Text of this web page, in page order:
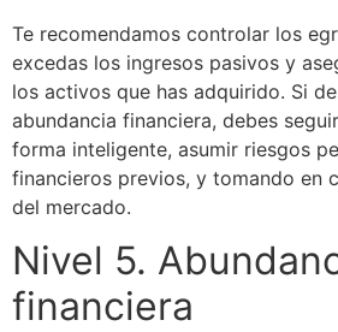
Te recomendamos controlar los
excedas los ingresos pasivos y
los activos que has adquirido. Si
abundancia financiera, debes
forma inteligente, asumir riesgos
financieros previos, y tomando en
del mercado.
Nivel 5.
financiera